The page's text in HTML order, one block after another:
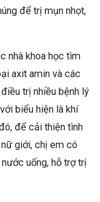
để trị mụn nhọt,
nhà khoa học tìm
axit amin và các
trị nhiều bệnh lý
biểu hiện là khí
để cải thiện tình
giới, chị em có
uống, hỗ trợ trị